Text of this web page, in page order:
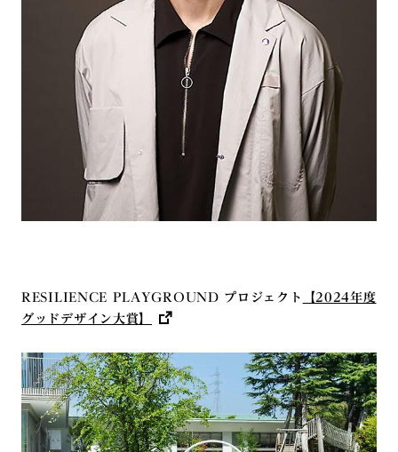
RESILIENCE PLAYGROUND プロジェクト
【2024年度
グッドデザイン大賞】